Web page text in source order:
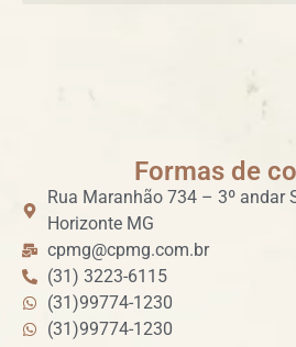
Formas de
Rua Maranhão 734 – 3º andar
Horizonte MG
cpmg@cpmg.com.br
(31) 3223-6115
(31)99774-1230
(31)99774-1230